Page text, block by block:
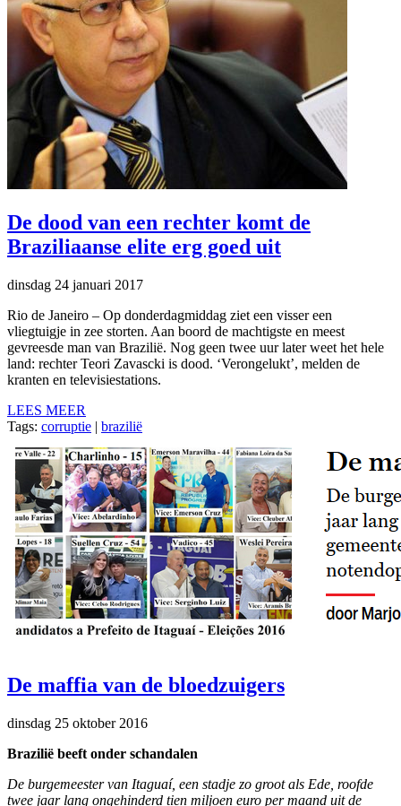
De dood van een rechter komt de
Braziliaanse elite erg goed uit
dinsdag 24 januari 2017
Rio de Janeiro – Op donderdagmiddag ziet een visser een
vliegtuigje in zee storten. Aan boord de machtigste en meest
gevreesde man van Brazilië. Nog geen twee uur later weet het hele
land: rechter Teori Zavascki is dood. ‘Verongelukt’, melden de
kranten en televisiestations.
LEES MEER
Tags: corruptie | brazilië
De maffia van de bloedzuigers
dinsdag 25 oktober 2016
Brazilië beeft onder schandalen
De burgemeester van Itaguaí, een stadje zo groot als Ede, roofde
twee jaar lang ongehinderd tien miljoen euro per maand uit de